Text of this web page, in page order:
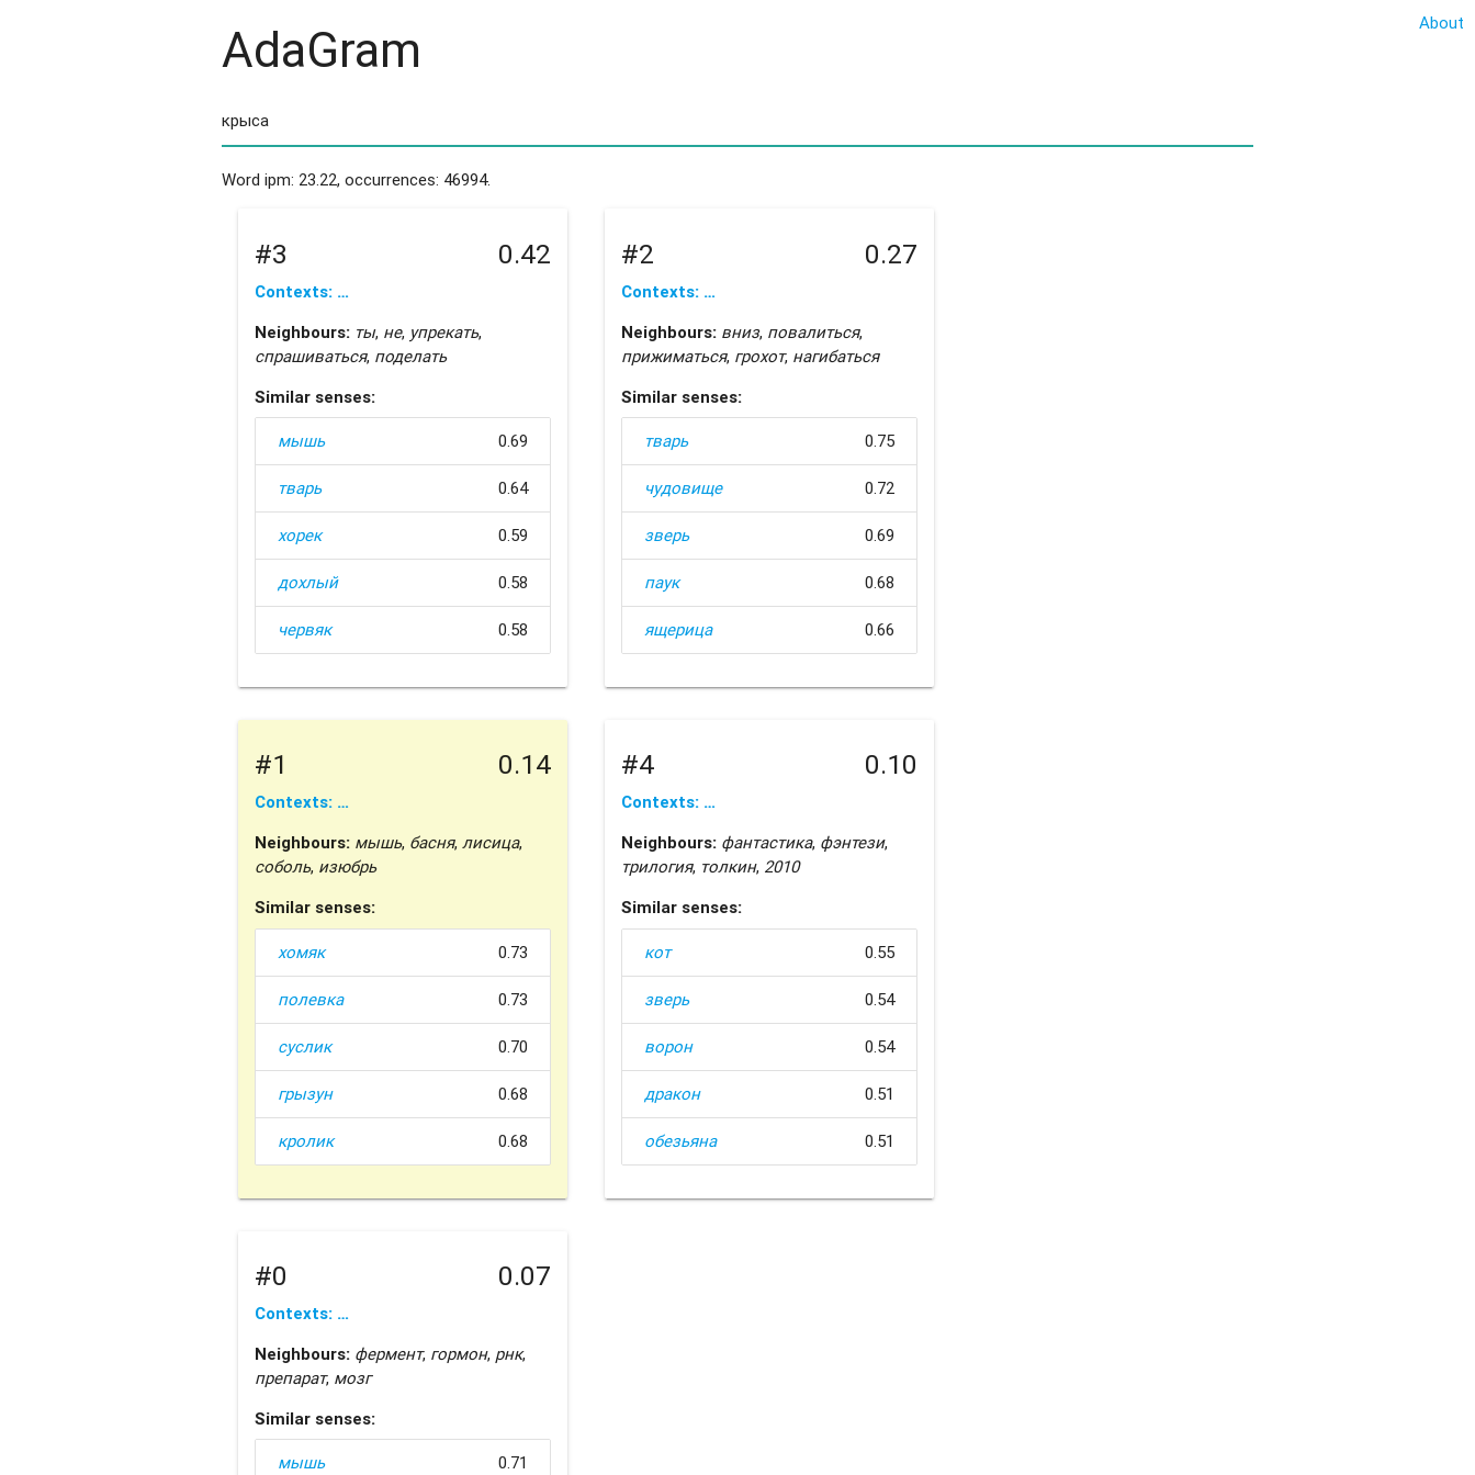
About
AdaGram
Word ipm: 23.22, occurrences: 46994.
#3 0.42
Contexts: …
Neighbours: ты, не, упрекать,
спрашиваться, поделать
Similar senses:
мышь 0.69
тварь 0.64
хорек 0.59
дохлый 0.58
червяк 0.58
#2 0.27
Contexts: …
Neighbours: вниз, повалиться,
прижиматься, грохот, нагибаться
Similar senses:
тварь 0.75
чудовище 0.72
зверь 0.69
паук 0.68
ящерица 0.66
#1 0.14
Contexts: …
Neighbours: мышь, басня, лисица,
соболь, изюбрь
Similar senses:
хомяк 0.73
полевка 0.73
суслик 0.70
грызун 0.68
кролик 0.68
#4 0.10
Contexts: …
Neighbours: фантастика, фэнтези,
трилогия, толкин, 2010
Similar senses:
кот 0.55
зверь 0.54
ворон 0.54
дракон 0.51
обезьяна 0.51
#0 0.07
Contexts: …
Neighbours: фермент, гормон, рнк,
препарат, мозг
Similar senses:
мышь 0.71